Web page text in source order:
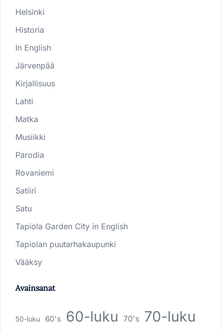
Helsinki
Historia
In English
Järvenpää
Kirjallisuus
Lahti
Matka
Musiikki
Parodia
Rovaniemi
Satiiri
Satu
Tapiola Garden City in English
Tapiolan puutarhakaupunki
Vääksy
Avainsanat
50-luku 60's 60-luku 70's 70-luku